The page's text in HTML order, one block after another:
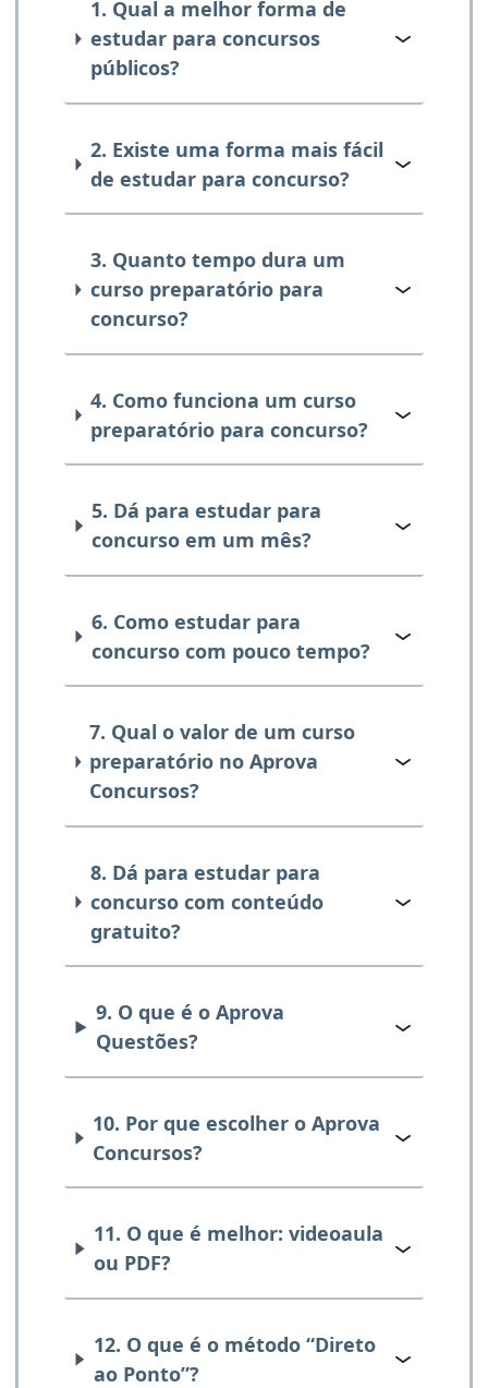
1. Qual a melhor forma de
estudar para concursos
públicos?
2. Existe uma forma mais fácil
de estudar para concurso?
3. Quanto tempo dura um
curso preparatório para
concurso?
4. Como funciona um curso
preparatório para concurso?
5. Dá para estudar para
concurso em um mês?
6. Como estudar para
concurso com pouco tempo?
7. Qual o valor de um curso
preparatório no Aprova
Concursos?
8. Dá para estudar para
concurso com conteúdo
gratuito?
9. O que é o Aprova
Questões?
10. Por que escolher o Aprova
Concursos?
11. O que é melhor: videoaula
ou PDF?
12. O que é o método “Direto
ao Ponto”?